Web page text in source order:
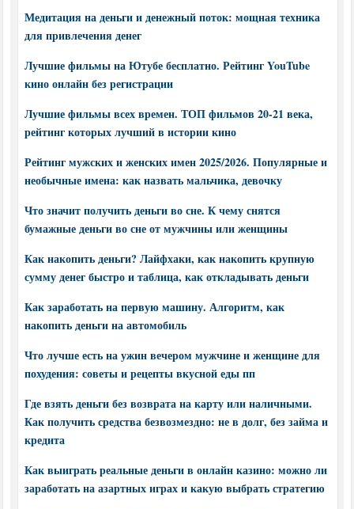
Медитация на деньги и денежный поток: мощная техника
для привлечения денег
Лучшие фильмы на Ютубе бесплатно. Рейтинг YouTube
кино онлайн без регистрации
Лучшие фильмы всех времен. ТОП фильмов 20-21 века,
рейтинг которых лучший в истории кино
Рейтинг мужских и женских имен 2025/2026. Популярные и
необычные имена: как назвать мальчика, девочку
Что значит получить деньги во сне. К чему снятся
бумажные деньги во сне от мужчины или женщины
Как накопить деньги? Лайфхаки, как накопить крупную
сумму денег быстро и таблица, как откладывать деньги
Как заработать на первую машину. Алгоритм, как
накопить деньги на автомобиль
Что лучше есть на ужин вечером мужчине и женщине для
похудения: советы и рецепты вкусной еды пп
Где взять деньги без возврата на карту или наличными.
Как получить средства безвозмездно: не в долг, без займа и
кредита
Как выиграть реальные деньги в онлайн казино: можно ли
заработать на азартных играх и какую выбрать стратегию